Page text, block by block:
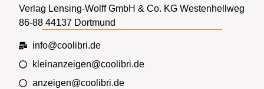
Verlag Lensing-Wolff GmbH & Co. KG Westenhellweg
86-88 44137 Dortmund
info@coolibri.de
kleinanzeigen@coolibri.de
anzeigen@coolibri.de